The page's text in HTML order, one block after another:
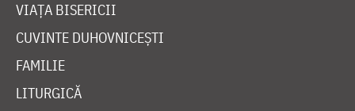
VIAȚA BISERICII
CUVINTE DUHOVNICEȘTI
FAMILIE
LITURGICĂ